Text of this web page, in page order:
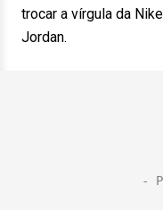
trocar a vírgula da
Jordan.